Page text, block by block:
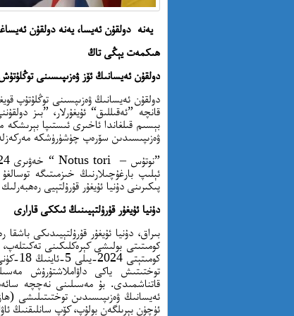
يەنە دولقۇن ئەيسا، يەنە دولقۇن
ھىكمەت يېڭى تاڭ
دولقۇن ئەيسانىڭ ئۆز ۋەزىپىسىنى
دولقۇن ئەيسانىڭ ۋەزىپسىنى توڭلۇتۇپ
قانچە ”ئەقىللىق“ ئۇيغۇرلار، ”بىز
بېسىم قىلغاندا ئاخىرى ئىستىپا
ۋەزىپىسىدىن سۆرەپ چۈشۈرۈشكە
پىكىرىنى دۇنيا ئۇيغۇر قۇرۇلتېيى
دۇنيا ئۇيغۇر قۇرۇلتېيىنىڭ ئىككى قارارى
بىراق، دۇنيا ئۇيغۇر قۇرۇلتېيىدىكى باشقا
كومىتىتى بولىشى كېرەكلىكىنى
توختىتىش ياكى داۋاملاشتۇرۇش
ئۈچۈن بېرىلگەن بولۇپ، كۆپ سانلىقنىڭ